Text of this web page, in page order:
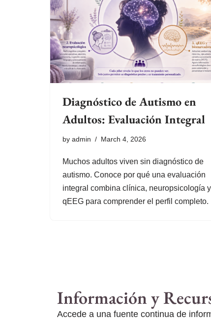
Diagnóstico de Autismo en
Adultos: Evaluación Integral
by admin March 4, 2026
Muchos adultos viven sin diagnóstico de
autismo. Conoce por qué una evaluación
integral combina clínica, neuropsicología y
qEEG para comprender el perfil completo.
Información y
Accede a una fuente continua de